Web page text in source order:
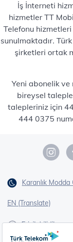
İş İnterneti
hizmetler TT
Telefonu
sunulmaktadır.
şirketleri ortak
Yeni abonelik
bireysel
talepleriniz için
444 0375
Karanlık
EN (Translate)
Erişilebilirlik